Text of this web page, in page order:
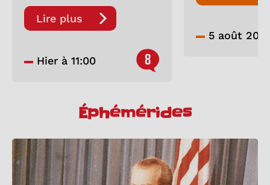
Lire plus
Hier à 11:00 8
5 août
Éphémérides